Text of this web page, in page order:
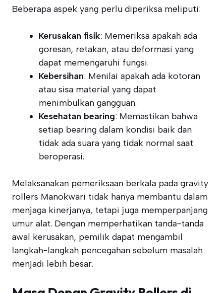
Beberapa aspek yang perlu diperiksa meliputi:
Kerusakan fisik: Memeriksa apakah ada
goresan, retakan, atau deformasi yang
dapat memengaruhi fungsi.
Kebersihan: Menilai apakah ada kotoran
atau sisa material yang dapat
menimbulkan gangguan.
Kesehatan bearing: Memastikan bahwa
setiap bearing dalam kondisi baik dan
tidak ada suara yang tidak normal saat
beroperasi.
Melaksanakan pemeriksaan berkala pada gravity
rollers Manokwari tidak hanya membantu dalam
menjaga kinerjanya, tetapi juga memperpanjang
umur alat. Dengan memperhatikan tanda-tanda
awal kerusakan, pemilik dapat mengambil
langkah-langkah pencegahan sebelum masalah
menjadi lebih besar.